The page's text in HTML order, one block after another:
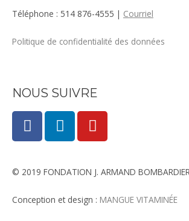
Téléphone : 514 876-4555 | Courriel
Politique de confidentialité des données
NOUS SUIVRE
F
a
c
b
o
o
L
i
n
e
d
i
Y
o
u
u
b
e
© 2019 FONDATION J. ARMAND
Conception et design : MANGUE VITAMINÉE​